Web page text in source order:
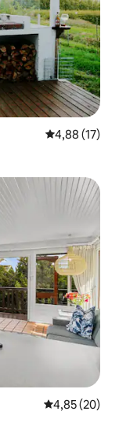
Évaluation
4,88 (17)
Évaluation
4,85 (20)